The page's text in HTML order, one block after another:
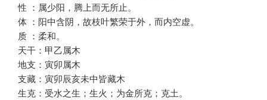
性 ：属少阳，腾上而无所止。
体 ：阳中含阴，故枝叶繁荣于外，而内空虚。
质 ：柔和。
天干：甲乙属木
地支：寅卯属木
支藏：寅卯辰亥未中皆藏木
生克：受水之生；生火；为金所克；克土。